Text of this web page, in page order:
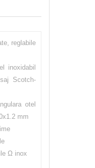
reglabile
inoxidabil
Scotch-
otel
mm
Ω inox